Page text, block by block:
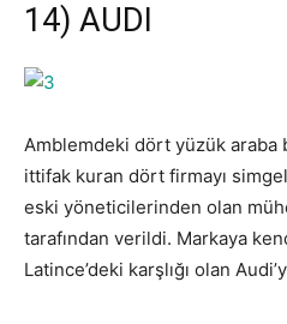
14) AUDI
Amblemdeki dört yüzük
ittifak kuran dört firmayı
eski yöneticilerinden olan
tarafından verildi. Markaya
Latince’deki karşlığı olan